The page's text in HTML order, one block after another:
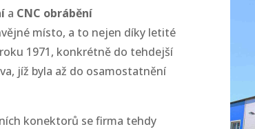
a CNC obrábění
místo, a to nejen díky letité
1971, konkrétně do tehdejší
jíž byla až do osamostatnění
konektorů se firma tehdy